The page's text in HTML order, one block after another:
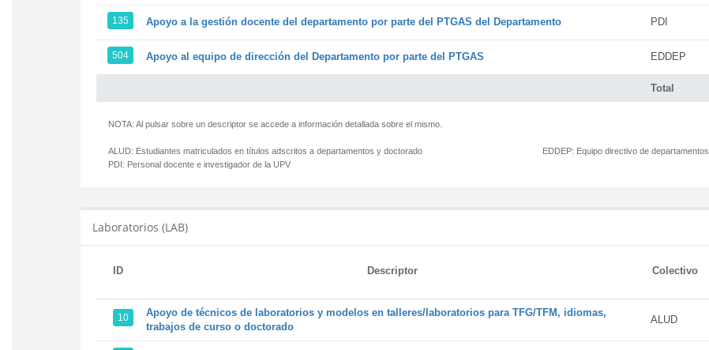
Total
135 Apoyo a la gestión docente del departamento por parte del PTGAS del Departamento PDI
504 Apoyo al equipo de dirección del Departamento por parte del PTGAS EDDEP
NOTA: Al pulsar sobre un descriptor se accede a información detallada sobre el mismo.
ALUD: Estudiantes matriculados en títulos adscritos a departamentos y doctorado
PDI: Personal docente e investigador de la UPV
EDDEP: Equipo directivo de departamentos
Laboratorios (LAB)
ID Descriptor Colectivo
10
Apoyo de técnicos de laboratorios y modelos en talleres/laboratorios para TFG/TFM, idiomas,
trabajos de curso o doctorado
ALUD